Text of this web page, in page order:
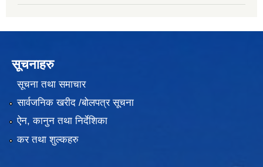
सूचनाहरु
सूचना तथा समाचार
सार्वजनिक खरीद /बोलपत्र सूचना
ऐन, कानुन तथा निर्देशिका
कर तथा शुल्कहरु